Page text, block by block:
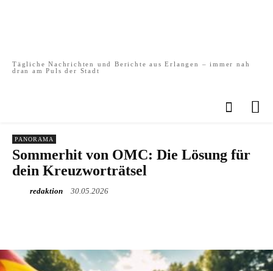
Tägliche Nachrichten und Berichte aus Erlangen – immer nah
dran am Puls der Stadt
PANORAMA
Sommerhit von OMC: Die Lösung für
dein Kreuzworträtsel
redaktion 30.05.2026